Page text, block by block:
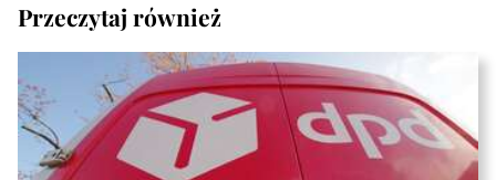
Przeczytaj również